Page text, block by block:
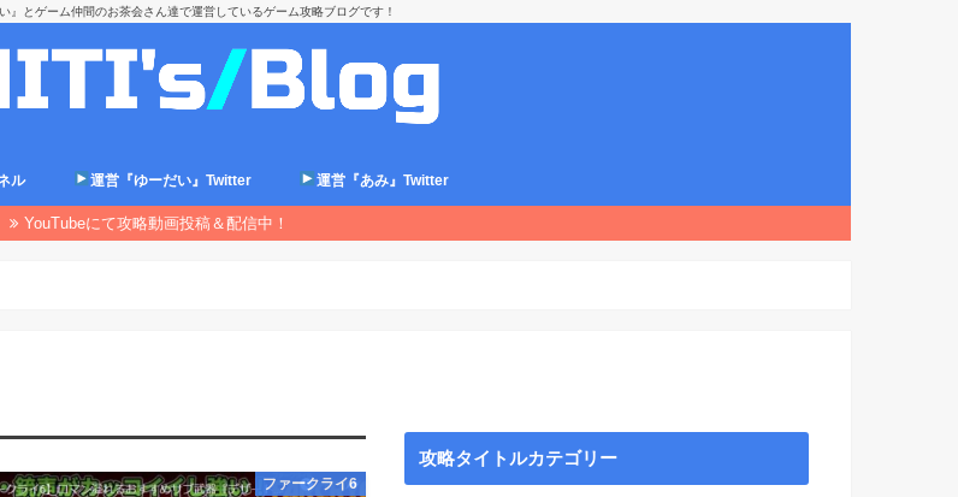
』とゲーム仲間のお茶会さん達で運営しているゲーム攻略ブログです！
ル 運営『ゆーだい』Twitter 運営『あみ』Twitter
YouTubeにて攻略動画投稿＆配信中！
ファークライ6
攻略タイトルカテゴリー